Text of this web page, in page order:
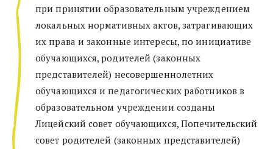
при принятии образовательным учреждением
локальных нормативных актов, затрагивающих
их права и законные интересы, по инициативе
обучающихся, родителей (законных
представителей) несовершеннолетних
обучающихся и педагогических работников в
образовательном учреждении созданы
Лицейский совет обучающихся, Попечительский
совет родителей (законных представителей)